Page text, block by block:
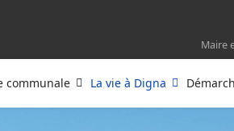
Maire
communale La vie à Digna